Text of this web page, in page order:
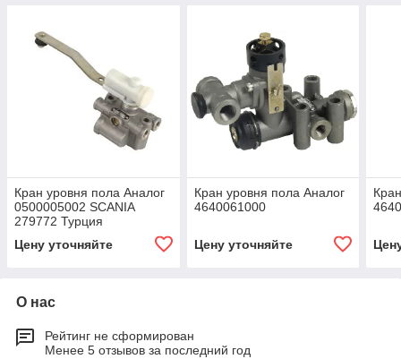
Кран уровня пола Аналог
0500005002 SCANIA
279772 Турция
Цену уточняйте
Кран уровня пола Аналог
4640061000
Цену уточняйте
О нас
Рейтинг не сформирован
Менее 5 отзывов за последний год